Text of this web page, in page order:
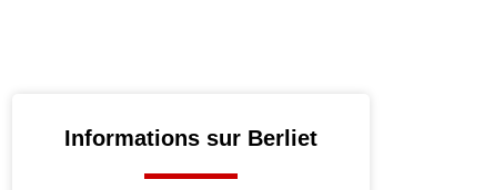
Informations sur Berliet